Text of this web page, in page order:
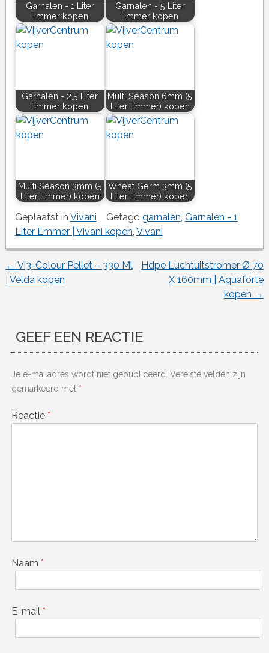
Garnalen - 1 Liter
Emmer kopen
Garnalen - 5 Liter
Emmer kopen
Garnalen - 2,5 Liter
Emmer kopen
Multi Season 6mm (5
Liter Emmer) kopen
Multi Season 3mm (5
Liter Emmer) kopen
Wheat Germ 3mm (5
Liter Emmer) kopen
Geplaatst in Vivani Getagd garnalen, Garnalen - 1
Liter Emmer | Vivani kopen, Vivani
Berichtnavigatie
← Vi3-Colour Pellet – 330 Ml
| Velda kopen
Hdpe Luchtuitstromer Ø 70
X 160mm | Aquaforte
kopen →
GEEF EEN REACTIE
Je e-mailadres wordt niet gepubliceerd. Vereiste velden zijn
gemarkeerd met *
Reactie *
Naam *
E-mail *